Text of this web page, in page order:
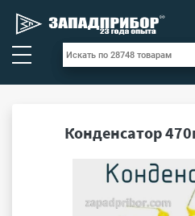
Конденсатор